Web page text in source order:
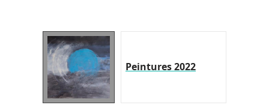
Peintures 2022